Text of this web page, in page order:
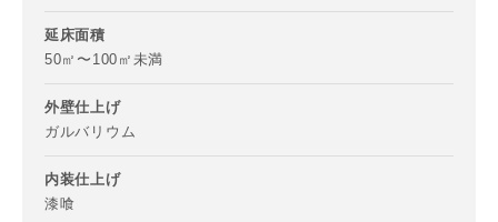
延床面積
50㎡〜100㎡未満
外壁仕上げ
ガルバリウム
内装仕上げ
漆喰
ご住所